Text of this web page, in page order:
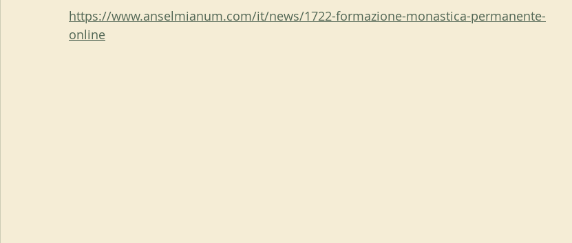
https://www.anselmianum.com/it/news/1722-formazione-monastica-permanente-
online